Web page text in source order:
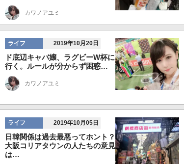
カワノアユミ
ライフ 2019年10月20日
ド底辺キャバ嬢、ラグビーW杯に
行く。ルールが分からず困惑…
カワノアユミ
ライフ 2019年10月05日
日韓関係は過去最悪ってホント？
大阪コリアタウンの人たちの意見
は…